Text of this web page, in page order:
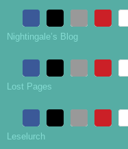
Nightingale’s Blog
Lost Pages
Leselurch